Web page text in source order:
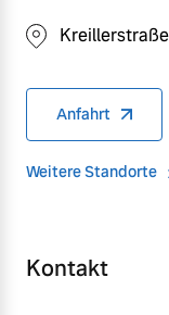
Anfahrt
Weitere Standorte
Kontakt